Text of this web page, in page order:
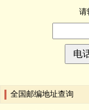
请
全国邮编地址查询